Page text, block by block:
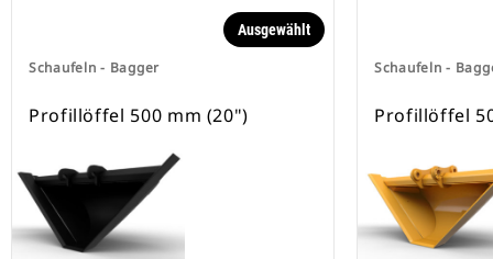
Sicherung der Anbaugeräte.
Spezielle CW-Schnellwechsler sind
Schaufeln - Bagger
Ausgewählt
Profillöffel 500 mm (20")
Schaufeln -
Profillöffel